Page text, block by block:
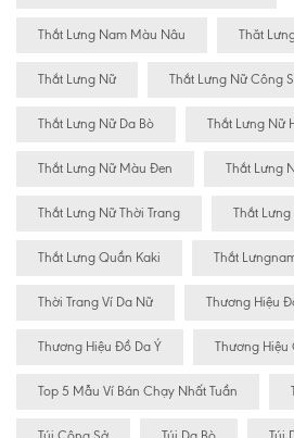
Thắt Lưng Nam Màu Nâu Thăt
Thắt Lưng Nữ Thắt Lưng Nữ Công
Thắt Lưng Nữ Da Bò Thắt Lưng Nữ
Thắt Lưng Nữ Màu Đen Thắt Lưng
Thắt Lưng Nữ Thời Trang Thắt
Thắt Lưng Quần Kaki Thắt
Thời Trang Ví Da Nữ Thương Hiệu
Thương Hiệu Đồ Da Ý Thương Hiệu
Top 5 Mẫu Ví Bán Chạy Nhất Tuần